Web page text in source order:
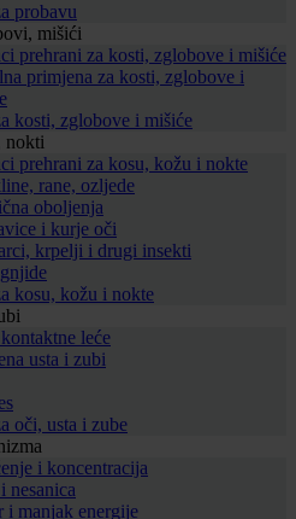
probavu
mišići
prehrani za kosti, zglobove i mišiće
primjena za kosti, zglobove i
kosti, zglobove i mišiće
nokti
prehrani za kosu, kožu i nokte
rane, ozljede
oboljenja
i kurje oči
krpelji i drugi insekti
kosu, kožu i nokte
leće
usta i zubi
oči, usta i zube
i koncentracija
nesanica
i manjak energije